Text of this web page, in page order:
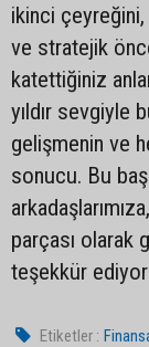
ikinci çeyreğini,
ve stratejik
katettiğiniz
yıldır sevgiyle
gelişmenin ve
sonucu. Bu
parçası olarak
teşekkür
Etiketler :